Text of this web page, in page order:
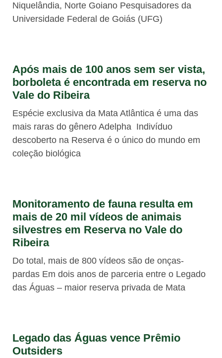
Niquelândia, Norte Goiano Pesquisadores da
Universidade Federal de Goiás (UFG)
Após mais de 100 anos sem ser vista,
borboleta é encontrada em reserva no
Vale do Ribeira
Espécie exclusiva da Mata Atlântica é uma das
mais raras do gênero Adelpha Indivíduo
descoberto na Reserva é o único do mundo em
coleção biológica
Monitoramento de fauna resulta em
mais de 20 mil vídeos de animais
silvestres em Reserva no Vale do
Ribeira
Do total, mais de 800 vídeos são de onças-
pardas Em dois anos de parceria entre o Legado
das Águas – maior reserva privada de Mata
Legado das Águas vence Prêmio
Outsiders